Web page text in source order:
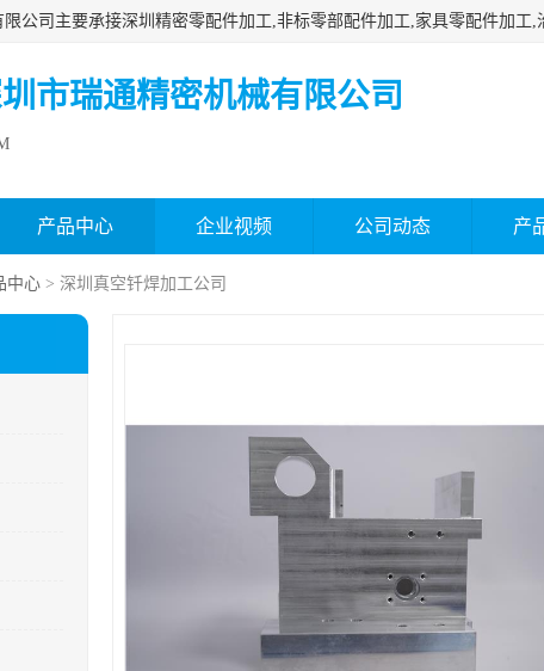
市瑞通精密机械有限公司
产品中心 企业视频 公司动态 产
中心 > 深圳真空钎焊加工公司